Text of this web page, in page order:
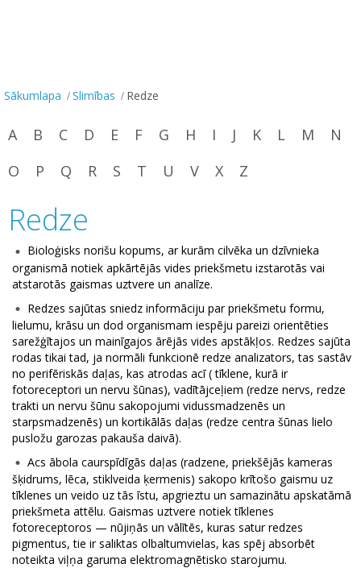
Sākumlapa Slimības Redze
A B C D E F G H I J K L M
N
O
P Q R S T U V X Z
Redze
Bioloģisks norišu kopums, ar kurām cilvēka un dzīvnieka
organismā notiek apkārtējās vides priekšmetu izstarotās vai
atstarotās gaismas uztvere un analīze.
Redzes sajūtas sniedz informāciju par priekšmetu formu,
lielumu, krāsu un dod organismam iespēju pareizi orientēties
sarežģītajos un mainīgajos ārējās vides apstākļos. Redzes sajūta
rodas tikai tad, ja normāli funkcionē redze analizators, tas sastāv
no perifēriskās daļas, kas atrodas acī ( tīklene, kurā ir
fotoreceptori un nervu šūnas), vadītājceļiem (redze nervs, redze
trakti un nervu šūnu sakopojumi vidussmadzenēs un
starpsmadzenēs) un kortikālās daļas (redze centra šūnas lielo
pusložu garozas pakauša daivā).
Acs ābola caurspīdīgās daļas (radzene, priekšējās kameras
šķidrums, lēca, stiklveida ķermenis) sakopo krītošo gaismu uz
tīklenes un veido uz tās īstu, apgrieztu un samazinātu apskatāmā
priekšmeta attēlu. Gaismas uztvere notiek tīklenes
fotoreceptoros — nūjiņās un vālītēs, kuras satur redzes
pigmentus, tie ir saliktas olbaltumvielas, kas spēj absorbēt
noteikta viļņa garuma elektromagnētisko starojumu.